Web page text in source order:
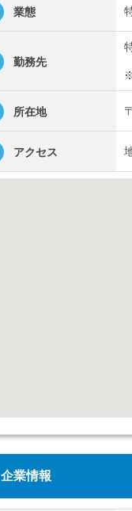
業態
勤務先
所在地
アクセス
企業情報